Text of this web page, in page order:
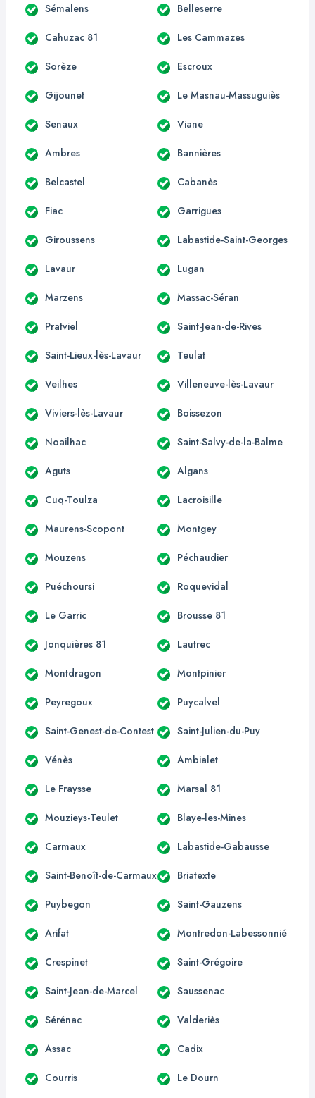
Sémalens Belleserre
Cahuzac 81 Les Cammazes
Sorèze Escroux
Gijounet Le Masnau-Massuguiès
Senaux Viane
Ambres Bannières
Belcastel Cabanès
Fiac Garrigues
Giroussens Labastide-Saint-Georges
Lavaur Lugan
Marzens Massac-Séran
Pratviel Saint-Jean-de-Rives
Saint-Lieux-lès-Lavaur Teulat
Veilhes Villeneuve-lès-Lavaur
Viviers-lès-Lavaur Boissezon
Noailhac Saint-Salvy-de-la-Balme
Aguts Algans
Cuq-Toulza Lacroisille
Maurens-Scopont Montgey
Mouzens Péchaudier
Puéchoursi Roquevidal
Le Garric Brousse 81
Jonquières 81 Lautrec
Montdragon Montpinier
Peyregoux Puycalvel
Saint-Genest-de-Contest Saint-Julien-du-Puy
Vénès Ambialet
Le Fraysse Marsal 81
Mouzieys-Teulet Blaye-les-Mines
Carmaux Labastide-Gabausse
Saint-Benoît-de-Carmaux Briatexte
Puybegon Saint-Gauzens
Arifat Montredon-Labessonnié
Crespinet Saint-Grégoire
Saint-Jean-de-Marcel Saussenac
Sérénac Valderiès
Assac Cadix
Courris Le Dourn